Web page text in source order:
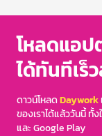
โหลดแอป
ได้ทันทีเร็
ดาวน์โหลดDaywork
ของเราได้แล้ววันนี้ ทั้
และ Google Play